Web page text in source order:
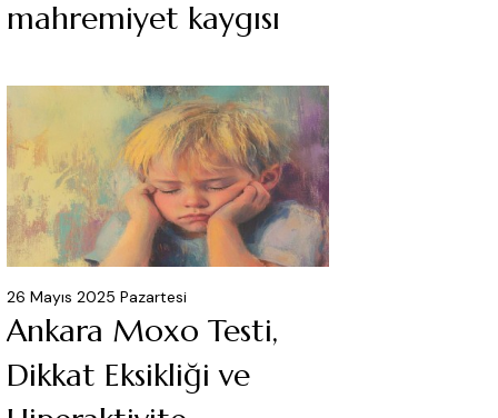
mahremiyet kaygısı
26 Mayıs 2025 Pazartesi
Ankara Moxo Testi,
Dikkat Eksikliği ve